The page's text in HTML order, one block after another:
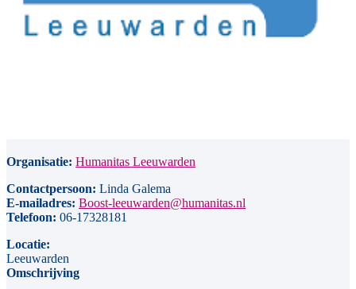
Organisatie: Humanitas Leeuwarden
Contactpersoon: Linda Galema
E-mailadres: Boost-leeuwarden@humanitas.nl
Telefoon: 06-17328181
Locatie:
Leeuwarden
Omschrijving